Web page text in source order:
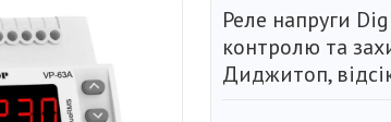
Реле напруги
контролю та
Диджитоп,